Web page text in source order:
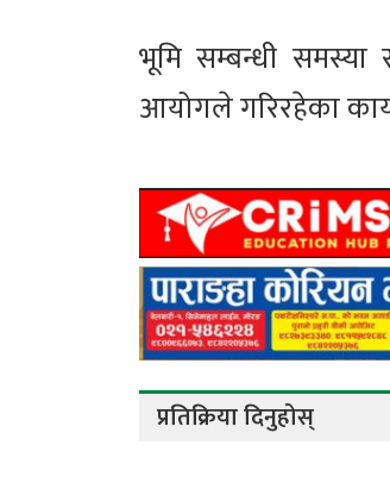
भूमि सम्बन्धी
आयोगले गरिरहेका
प्रतिक्रिया दिनुहोस्